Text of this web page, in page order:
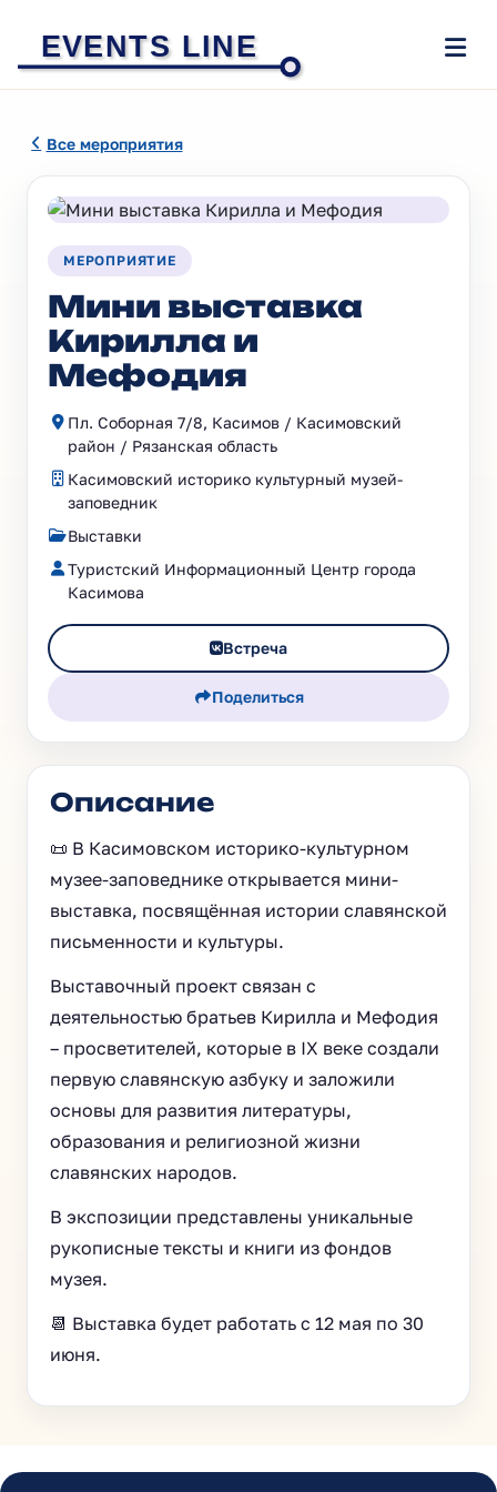
EVENTS LINE
Все мероприятия
МЕРОПРИЯТИЕ
Мини выставка
Кирилла и
Мефодия
Пл. Соборная 7/8, Касимов / Касимовский
район / Рязанская область
Касимовский историко культурный музей-
заповедник
Выставки
Туристский Информационный Центр города
Касимова
Встреча
Поделиться
Описание
📜 В Касимовском историко-культурном
музее-заповеднике открывается мини-
выставка, посвящённая истории славянской
письменности и культуры.
Выставочный проект связан с
деятельностью братьев Кирилла и Мефодия
– просветителей, которые в IX веке создали
первую славянскую азбуку и заложили
основы для развития литературы,
образования и религиозной жизни
славянских народов.
В экспозиции представлены уникальные
рукописные тексты и книги из фондов
музея.
📆 Выставка будет работать с 12 мая по 30
июня.